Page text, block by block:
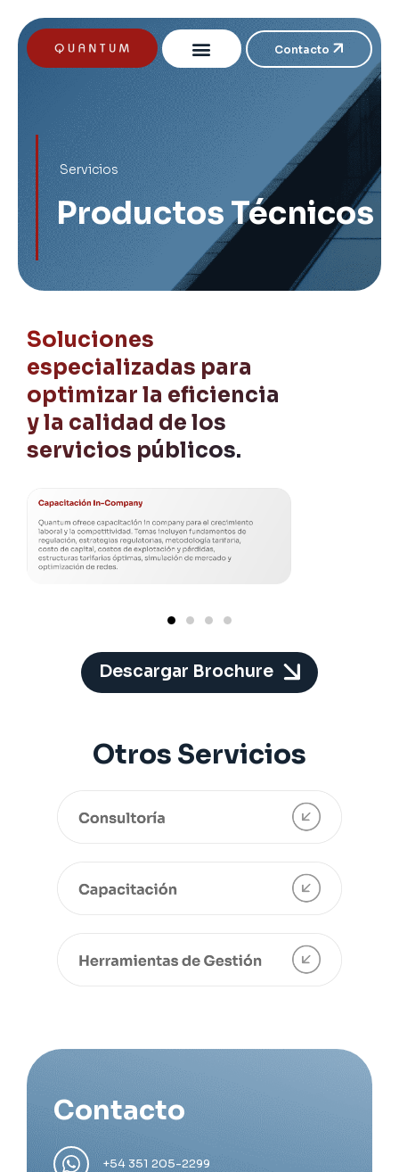
Contacto
Servicios
Productos Técnicos
Soluciones
especializadas para
optimizar la eficiencia
y la calidad de los
servicios públicos.
Descargar Brochure
Otros Servicios
Contacto
+54 351 205-2299